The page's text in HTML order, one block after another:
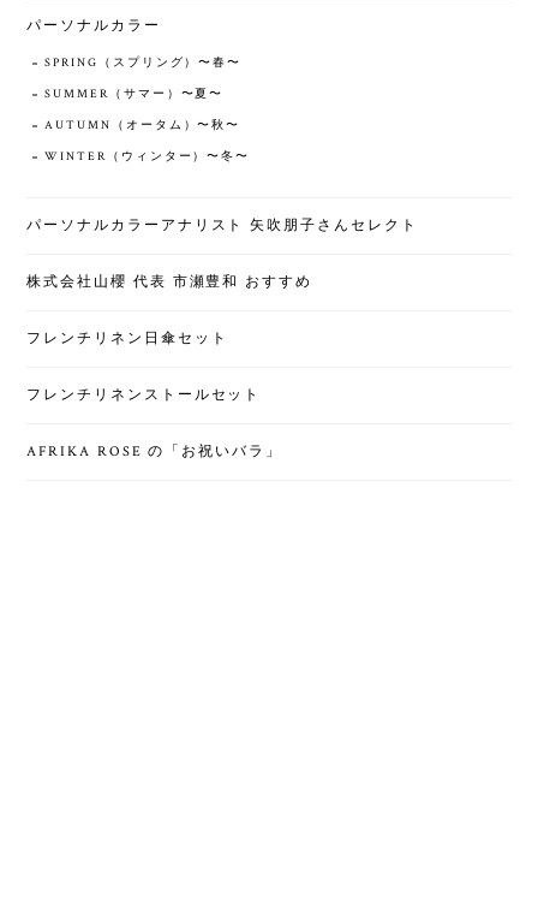
パーソナルカラー
SPRING（スプリング）〜春〜
SUMMER（サマー）〜夏〜
AUTUMN（オータム）〜秋〜
WINTER（ウィンター）〜冬〜
パーソナルカラーアナリスト 矢吹朋子さんセレクト
株式会社山櫻 代表 市瀬豊和 おすすめ
フレンチリネン日傘セット
フレンチリネンストールセット
AFRIKA ROSE の「お祝いバラ」